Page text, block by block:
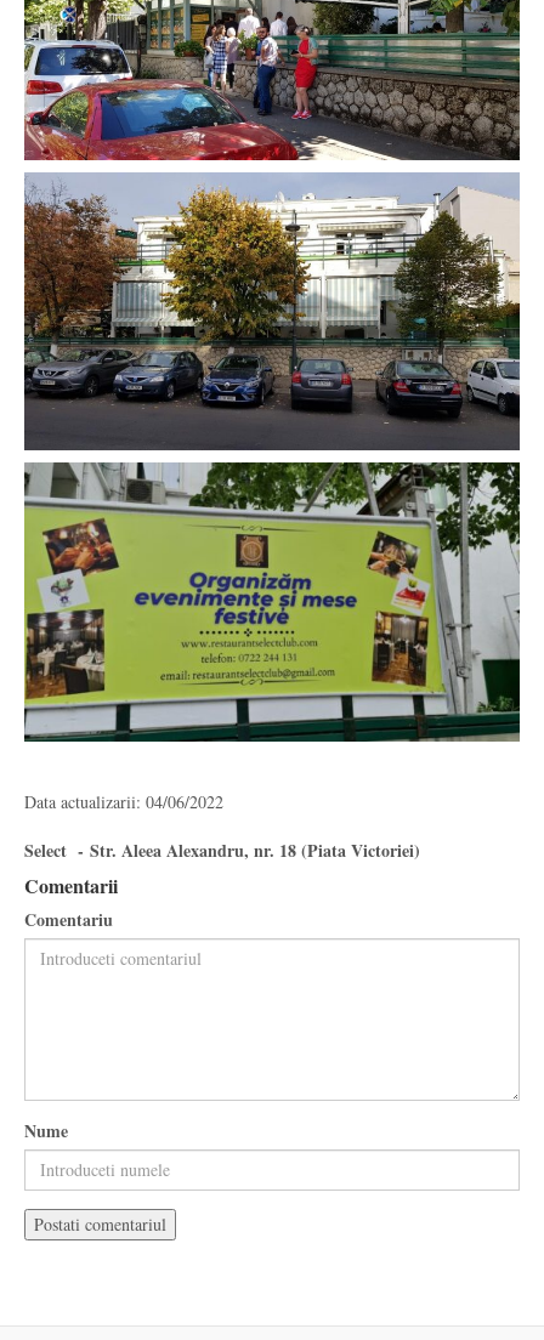
Data actualizarii: 04/06/2022
Select - Str. Aleea Alexandru, nr. 18 (Piata Victoriei)
Comentarii
Comentariu
Nume